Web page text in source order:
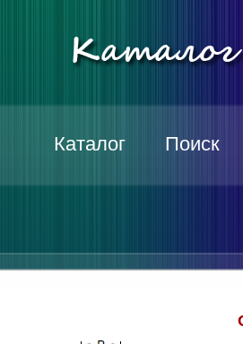
Каталог Поиск